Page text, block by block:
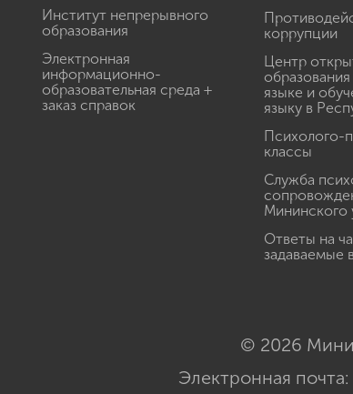
Институт непрерывного
образования
Электронная
информационно-
образовательная среда +
заказ справок
коррупции
Центр
языке и
языку в
Психолого-
классы
Служба
Мининского
Ответы на
задаваемые
© 2026
Электронная почта: